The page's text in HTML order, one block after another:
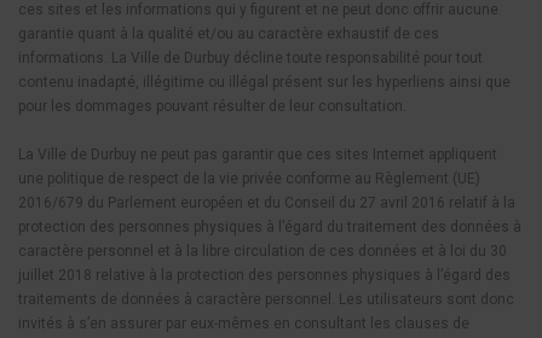
ces sites et les informations qui y figurent et ne peut donc offrir aucune
garantie quant à la qualité et/ou au caractère exhaustif de ces
informations. La Ville de Durbuy décline toute responsabilité pour tout
contenu inadapté, illégitime ou illégal présent sur les hyperliens ainsi que
pour les dommages pouvant résulter de leur consultation.
La Ville de Durbuy ne peut pas garantir que ces sites Internet appliquent
une politique de respect de la vie privée conforme au Règlement (UE)
2016/679 du Parlement européen et du Conseil du 27 avril 2016 relatif à la
protection des personnes physiques à l’égard du traitement des données à
caractère personnel et à la libre circulation de ces données et à loi du 30
juillet 2018 relative à la protection des personnes physiques à l’égard des
traitements de données à caractère personnel. Les utilisateurs sont donc
invités à s’en assurer par eux-mêmes en consultant les clauses de